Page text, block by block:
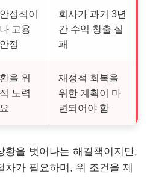
정적이
고용
정
회사가 과거 3년
간 수익 창출 실
패
을 위
노력
재정적 회복을
위한 계획이 마
련되어야 함
황을 벗어나는 해결책이지만,
차가 필요하며, 위 조건을 제